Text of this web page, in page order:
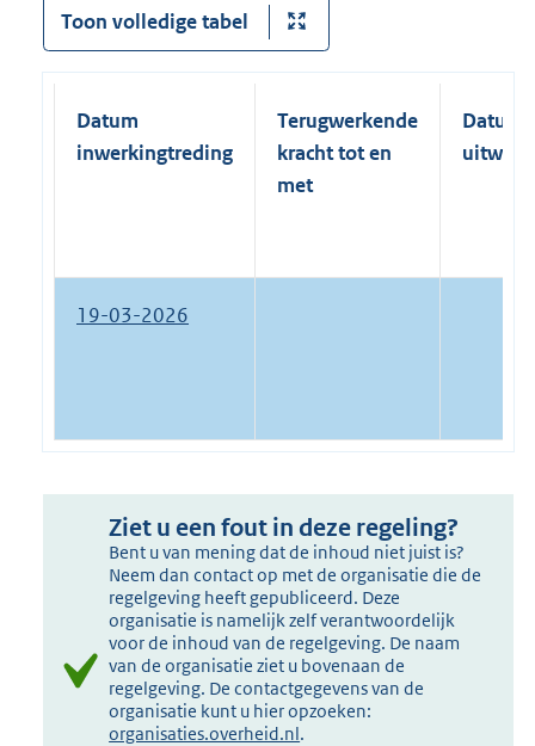
Toon volledige tabel
Datum
inwerkingtreding
Terugwerkende
kracht tot en
met
Datum
19-03-2026
Ziet u een fout in deze regeling?
Bent u van mening dat de inhoud niet juist is?
Neem dan contact op met de organisatie die de
regelgeving heeft gepubliceerd. Deze
organisatie is namelijk zelf verantwoordelijk
voor de inhoud van de regelgeving. De naam
van de organisatie ziet u bovenaan de
regelgeving. De contactgegevens van de
organisatie kunt u hier opzoeken:
organisaties.overheid.nl.